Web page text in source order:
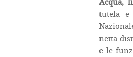
tutela e
netta
e le